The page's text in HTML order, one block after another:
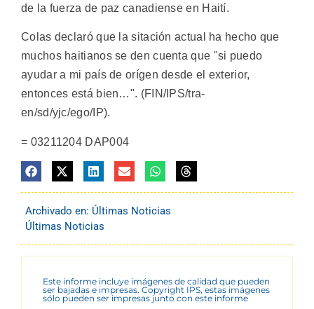
de la fuerza de paz canadiense en Haití.
Colas declaró que la sitación actual ha hecho que
muchos haitianos se den cuenta que "si puedo
ayudar a mi país de orígen desde el exterior,
entonces está bien…". (FIN/IPS/tra-
en/sd/yjc/ego/IP).
= 03211204 DAP004
Archivado en: Últimas Noticias
Últimas Noticias
Este informe incluye imágenes de calidad que pueden
ser bajadas e impresas. Copyright IPS, estas imágenes
sólo pueden ser impresas junto con este informe